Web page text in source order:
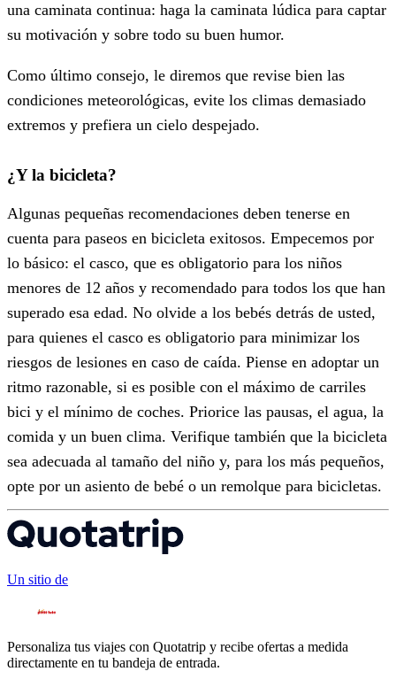
una caminata continua: haga la caminata lúdica para captar
su motivación y sobre todo su buen humor.
Como último consejo, le diremos que revise bien las
condiciones meteorológicas, evite los climas demasiado
extremos y prefiera un cielo despejado.
¿Y la bicicleta?
Algunas pequeñas recomendaciones deben tenerse en
cuenta para paseos en bicicleta exitosos. Empecemos por
lo básico: el casco, que es obligatorio para los niños
menores de 12 años y recomendado para todos los que han
superado esa edad. No olvide a los bebés detrás de usted,
para quienes el casco es obligatorio para minimizar los
riesgos de lesiones en caso de caída. Piense en adoptar un
ritmo razonable, si es posible con el máximo de carriles
bici y el mínimo de coches. Priorice las pausas, el agua, la
comida y un buen clima. Verifique también que la bicicleta
sea adecuada al tamaño del niño y, para los más pequeños,
opte por un asiento de bebé o un remolque para bicicletas.
Un sitio de
Personaliza tus viajes con Quotatrip y recibe ofertas a medida
directamente en tu bandeja de entrada.